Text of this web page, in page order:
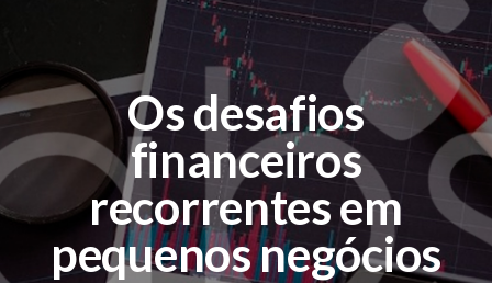
Os desafios
financeiros
recorrentes em
pequenos negócios